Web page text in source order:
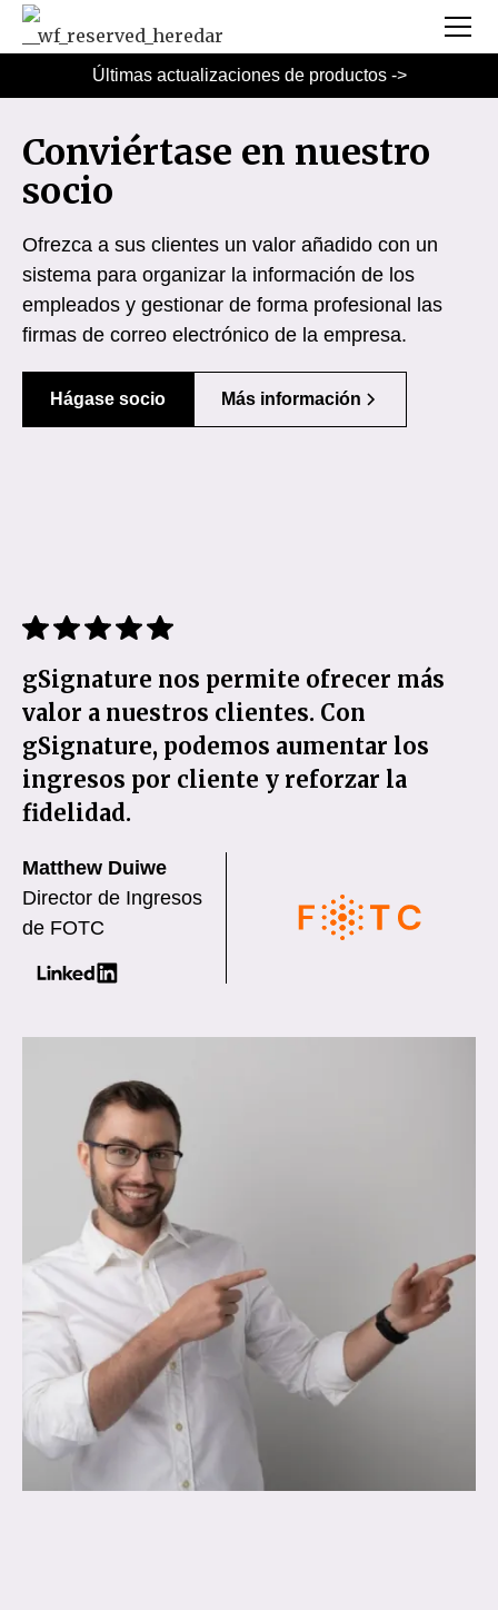
Últimas actualizaciones de productos ->
Conviértase en nuestro
socio
Ofrezca a sus clientes un valor añadido con un
sistema para organizar la información de los
empleados y gestionar de forma profesional las
firmas de correo electrónico de la empresa.
Hágase socio Más información
gSignature nos permite ofrecer más
valor a nuestros clientes. Con
gSignature, podemos aumentar los
ingresos por cliente y reforzar la
fidelidad.
Matthew Duiwe
Director de Ingresos
de FOTC